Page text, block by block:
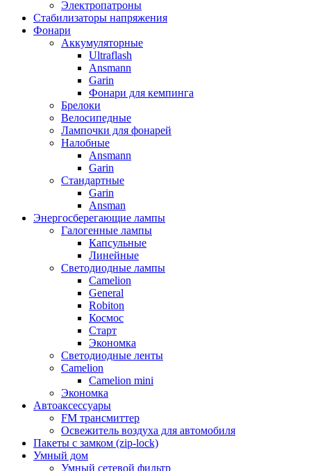
Электропатроны
Стабилизаторы напряжения
Фонари
Аккумуляторные
Ultraflash
Ansmann
Garin
Фонари для кемпинга
Брелоки
Велосипедные
Лампочки для фонарей
Налобные
Ansmann
Garin
Стандартные
Garin
Ansman
Энергосберегающие лампы
Галогенные лампы
Капсульные
Линейные
Светодиодные лампы
Camelion
General
Robiton
Космос
Старт
Экономка
Светодиодные ленты
Camelion
Camelion mini
Экономка
Автоаксессуары
FM трансмиттер
Освежитель воздуха для автомобиля
Пакеты с замком (zip-lock)
Умный дом
Умный сетевой фильтр